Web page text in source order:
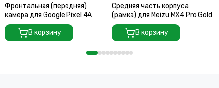
Фронтальная (передняя)
камера для Google Pixel 4A
В корзину
Средняя часть корпуса
(рамка) для Meizu MX4 Pro Gold
В корзину